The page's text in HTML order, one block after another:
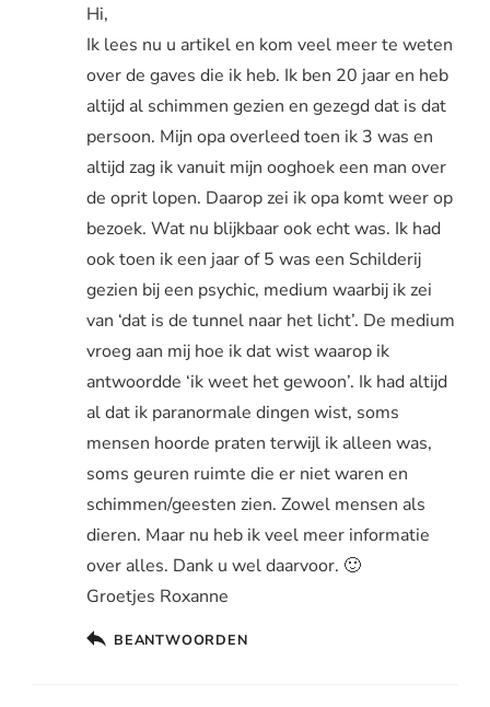
Hi,
Ik lees nu u artikel en kom veel meer te weten
over de gaves die ik heb. Ik ben 20 jaar en heb
altijd al schimmen gezien en gezegd dat is dat
persoon. Mijn opa overleed toen ik 3 was en
altijd zag ik vanuit mijn ooghoek een man over
de oprit lopen. Daarop zei ik opa komt weer op
bezoek. Wat nu blijkbaar ook echt was. Ik had
ook toen ik een jaar of 5 was een Schilderij
gezien bij een psychic, medium waarbij ik zei
van ‘dat is de tunnel naar het licht’. De medium
vroeg aan mij hoe ik dat wist waarop ik
antwoordde ‘ik weet het gewoon’. Ik had altijd
al dat ik paranormale dingen wist, soms
mensen hoorde praten terwijl ik alleen was,
soms geuren ruimte die er niet waren en
schimmen/geesten zien. Zowel mensen als
dieren. Maar nu heb ik veel meer informatie
over alles. Dank u wel daarvoor. 🙂
Groetjes Roxanne
BEANTWOORDEN